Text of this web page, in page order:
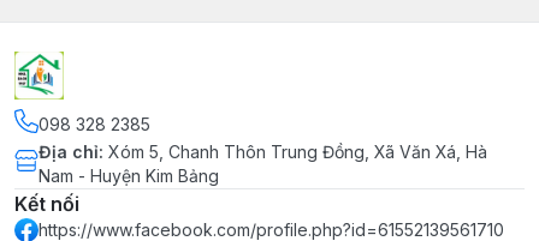
098 328 2385
Địa chỉ: Xóm 5, Chanh Thôn Trung Đồng, Xã Văn Xá, Hà
Nam - Huyện Kim Bảng
Kết nối
https://www.facebook.com/profile.php?id=61552139561710